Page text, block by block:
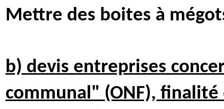
Mettre des boites à
b) devis entreprises
communal" (ONF),